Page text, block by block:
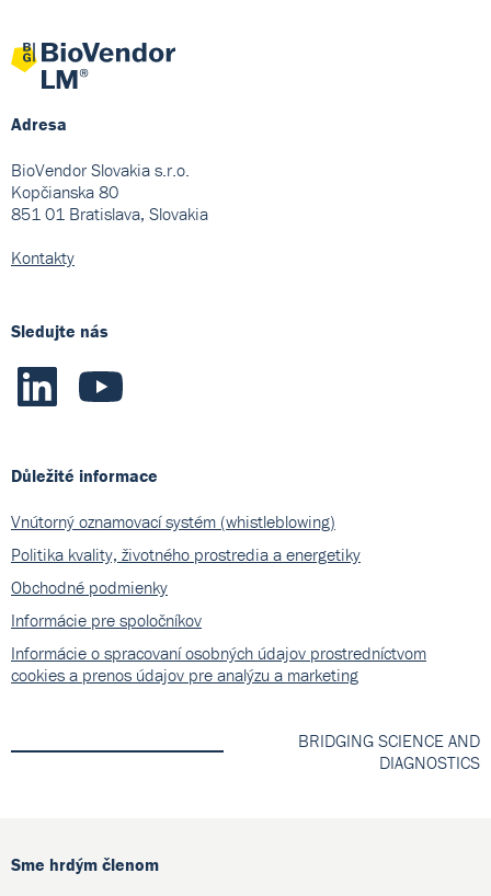
Adresa
BioVendor Slovakia s.r.o.
Kopčianska 80
851 01 Bratislava, Slovakia
Kontakty
Sledujte nás
Důležité informace
Vnútorný oznamovací systém (whistleblowing)
Politika kvality, životného prostredia a energetiky
Obchodné podmienky
Informácie pre spoločníkov
Informácie o spracovaní osobných údajov prostredníctvom
cookies a prenos údajov pre analýzu a marketing
BRIDGING SCIENCE AND
DIAGNOSTICS
Sme hrdým členom